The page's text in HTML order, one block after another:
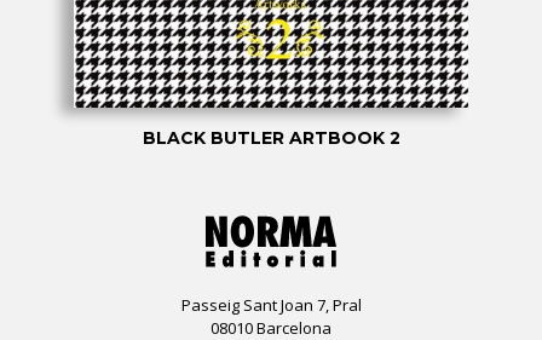
BLACK BUTLER ARTBOOK 2
Passeig Sant Joan 7, Pral
08010 Barcelona